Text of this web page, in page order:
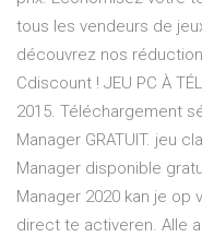
tous les vendeurs de
découvrez nos
Cdiscount ! JEU PC À
2015. Téléchargement
Manager GRATUIT. jeu
Manager disponible
Manager 2020 kan je
direct te activeren. Alle